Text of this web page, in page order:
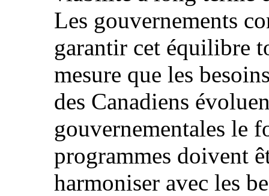
Les gouvernements
garantir cet équilibre
mesure que les
des Canadiens
gouvernementales le
programmes doivent
harmoniser avec les